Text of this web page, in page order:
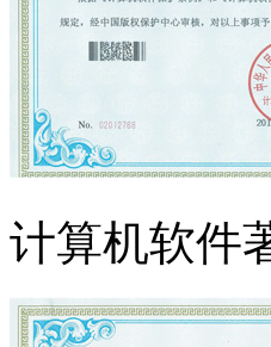
计算机软件